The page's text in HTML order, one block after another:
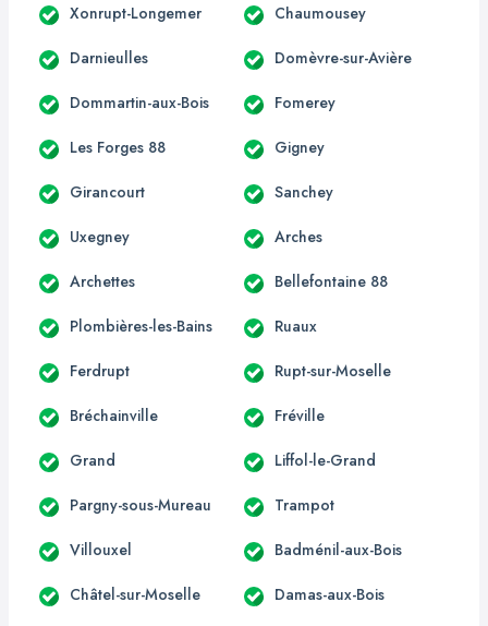
Xonrupt-Longemer Chaumousey
Darnieulles Domèvre-sur-Avière
Dommartin-aux-Bois Fomerey
Les Forges 88 Gigney
Girancourt Sanchey
Uxegney Arches
Archettes Bellefontaine 88
Plombières-les-Bains Ruaux
Ferdrupt Rupt-sur-Moselle
Bréchainville Fréville
Grand Liffol-le-Grand
Pargny-sous-Mureau Trampot
Villouxel Badménil-aux-Bois
Châtel-sur-Moselle Damas-aux-Bois